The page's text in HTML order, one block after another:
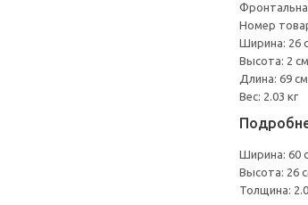
Номер
Ширина: 26
Высота: 2 см
Длина: 69 см
Вес: 2.03 кг
Ширина: 60
Высота: 26
Толщина: